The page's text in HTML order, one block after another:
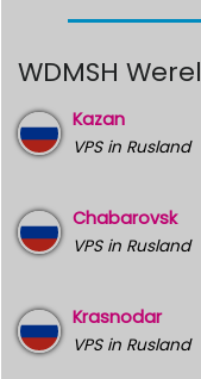
WDMSH
Kazan
VPS in Rusland
Chabarovsk
VPS in Rusland
Krasnodar
VPS in Rusland